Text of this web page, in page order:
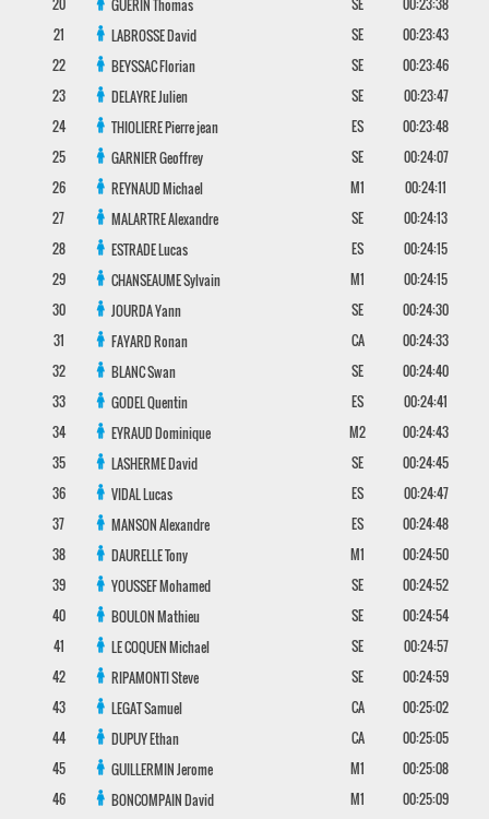
20
GUERINThomas SE
00:23:38
21
LABROSSEDavid SE
00:23:43
22
BEYSSACFlorian SE
00:23:46
23
DELAYREJulien SE
00:23:47
24
THIOLIEREPierre jean ES
00:23:48
25
GARNIERGeoffrey SE
00:24:07
26
REYNAUDMichael M1
00:24:11
27
MALARTREAlexandre SE
00:24:13
28
ESTRADELucas ES
00:24:15
29
CHANSEAUMESylvain M1
00:24:15
30
JOURDAYann SE
00:24:30
31
FAYARDRonan CA
00:24:33
32
BLANCSwan SE
00:24:40
33
GODELQuentin ES
00:24:41
34
EYRAUDDominique M2
00:24:43
35
LASHERMEDavid SE
00:24:45
36
VIDALLucas ES
00:24:47
37
MANSONAlexandre ES
00:24:48
38
DAURELLETony M1
00:24:50
39
YOUSSEFMohamed SE
00:24:52
40
BOULONMathieu SE
00:24:54
41
LE COQUENMichael SE
00:24:57
42
RIPAMONTISteve SE
00:24:59
43
LEGATSamuel CA
00:25:02
44
DUPUYEthan CA
00:25:05
45
GUILLERMINJerome M1
00:25:08
46
BONCOMPAINDavid M1
00:25:09